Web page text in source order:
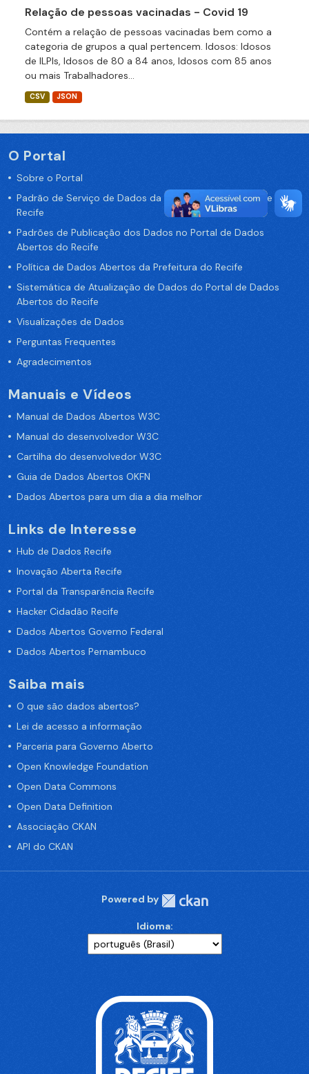
Relação de pessoas vacinadas - Covid 19
Contém a relação de pessoas vacinadas bem como a
categoria de grupos a qual pertencem. Idosos: Idosos
de ILPIs, Idosos de 80 a 84 anos, Idosos com 85 anos
ou mais Trabalhadores...
CSV JSON
O Portal
Sobre o Portal
Padrão de Serviço de Dados da Prefeitura da Cidade de
Recife
Padrões de Publicação dos Dados no Portal de Dados
Abertos do Recife
Política de Dados Abertos da Prefeitura do Recife
Sistemática de Atualização de Dados do Portal de Dados
Abertos do Recife
Visualizações de Dados
Perguntas Frequentes
Agradecimentos
Manuais e Vídeos
Manual de Dados Abertos W3C
Manual do desenvolvedor W3C
Cartilha do desenvolvedor W3C
Guia de Dados Abertos OKFN
Dados Abertos para um dia a dia melhor
Links de Interesse
Hub de Dados Recife
Inovação Aberta Recife
Portal da Transparência Recife
Hacker Cidadão Recife
Dados Abertos Governo Federal
Dados Abertos Pernambuco
Saiba mais
O que são dados abertos?
Lei de acesso a informação
Parceria para Governo Aberto
Open Knowledge Foundation
Open Data Commons
Open Data Definition
Associação CKAN
API do CKAN
Powered by
Idioma